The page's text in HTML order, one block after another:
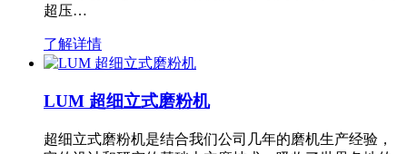
超压…
了解详情
LUM 超细立式磨粉机
超细立式磨粉机是结合我们公司几年的磨机生产经验，